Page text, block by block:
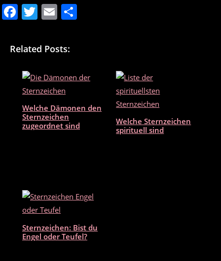
F
a
c
e
b
o
o
k
T
w
itt
er
E
m
ai
l
Related Posts:
Welche Dämonen den
Sternzeichen
zugeordnet sind
Welche Sternzeichen
spirituell sind
Sternzeichen: Bist du
Engel oder Teufel?